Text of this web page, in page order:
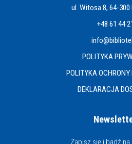
ul. Witosa 8, 64-300
+48 61 44
POLITYKA
POLITYKA
DEKLARACJA
Zapisz się i bądź